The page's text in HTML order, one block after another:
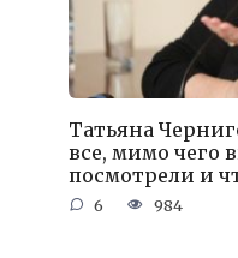
Татьяна
все, мимо чего
посмотрели и
6 984